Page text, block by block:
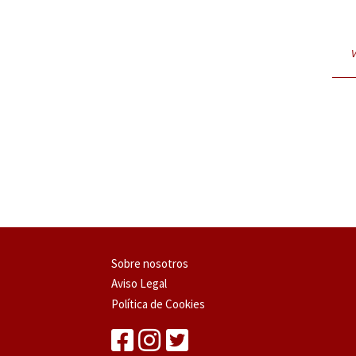
Sobre nosotros
Aviso Legal
Política de Cookies